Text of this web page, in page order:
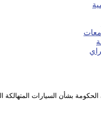
بشأن السيارات المتهالكة